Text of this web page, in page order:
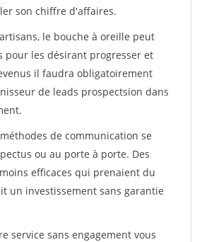
son chiffre d'affaires.
le bouche à oreille peut
pour les désirant progresser et
il faudra obligatoirement
de leads prospectsion dans
de communication se
ou au porte à porte. Des
efficaces qui prenaient du
un investissement sans garantie
service sans engagement vous